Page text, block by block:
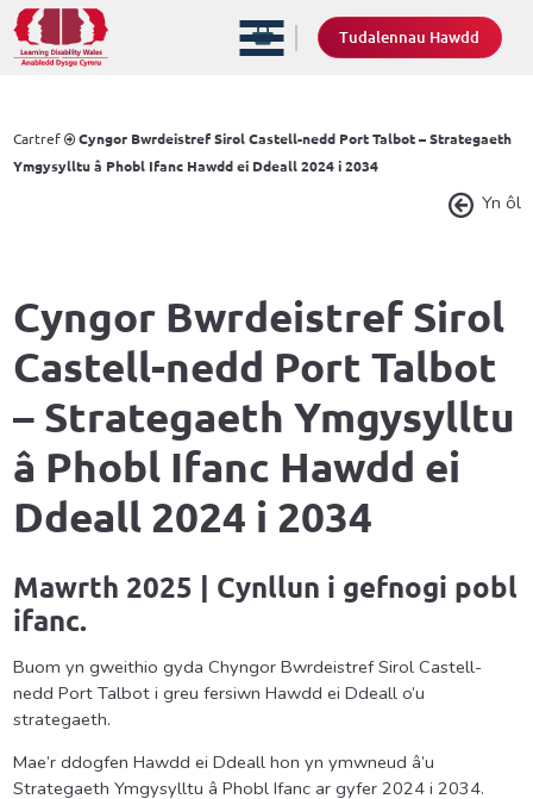
Tudalennau Hawdd
Cartref
Cyngor Bwrdeistref Sirol Castell-nedd Port Talbot – Strategaeth
Ymgysylltu â Phobl Ifanc Hawdd ei Ddeall 2024 i 2034
Yn ôl
Cyngor Bwrdeistref Sirol
Castell-nedd Port Talbot
– Strategaeth Ymgysylltu
â Phobl Ifanc Hawdd ei
Ddeall 2024 i 2034
Mawrth 2025 | Cynllun i gefnogi pobl
ifanc.
Buom yn gweithio gyda Chyngor Bwrdeistref Sirol Castell-
nedd Port Talbot i greu fersiwn Hawdd ei Ddeall o’u
strategaeth.
Mae’r ddogfen Hawdd ei Ddeall hon yn ymwneud â’u
Strategaeth Ymgysylltu â Phobl Ifanc ar gyfer 2024 i 2034.